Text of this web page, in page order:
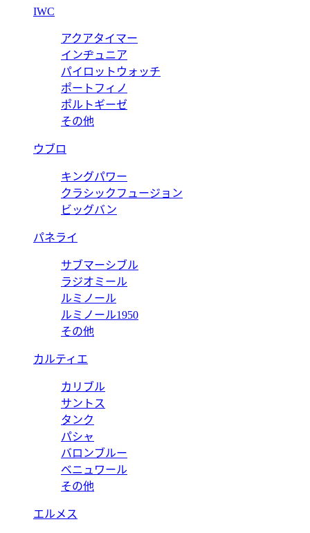
IWC
アクアタイマー
インヂュニア
パイロットウォッチ
ポートフィノ
ポルトギーゼ
その他
ウブロ
キングパワー
クラシックフュージョン
ビッグバン
パネライ
サブマーシブル
ラジオミール
ルミノール
ルミノール1950
その他
カルティエ
カリブル
サントス
タンク
パシャ
バロンブルー
ベニュワール
その他
エルメス